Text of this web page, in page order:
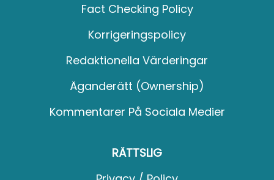
Fact Checking Policy
Korrigeringspolicy
Redaktionella Värderingar
Äganderätt (Ownership)
Kommentarer På Sociala Medier
RÄTTSLIG